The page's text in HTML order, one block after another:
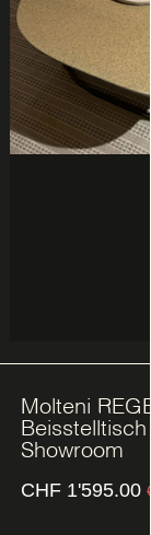
Molteni
Showroom
CHF 1'595.00